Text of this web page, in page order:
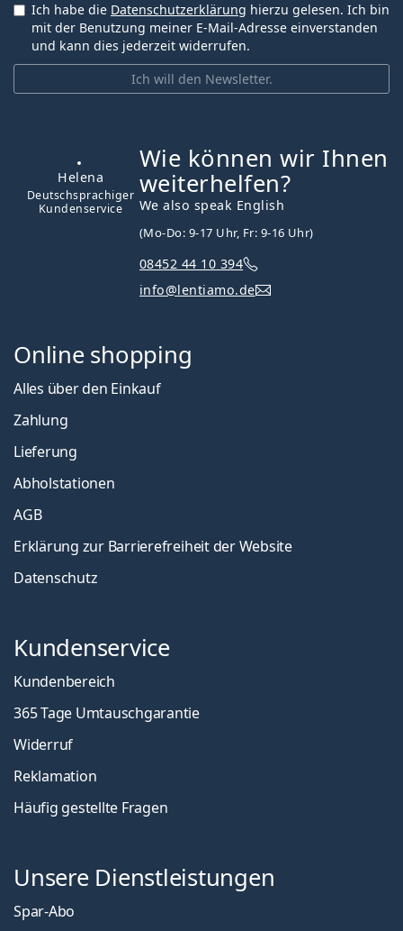
Ich will den Newsletter.
Ich habe die Datenschutzerklärung hierzu gelesen. Ich bin
mit der Benutzung meiner E-Mail-Adresse einverstanden
und kann dies jederzeit widerrufen.
Wie können wir Ihnen
weiterhelfen?
We also speak English
(Mo-Do: 9-17 Uhr, Fr: 9-16 Uhr)
08452 44 10 394
info@lentiamo.de
Online shopping
Alles über den Einkauf
Zahlung
Lieferung
Abholstationen
AGB
Erklärung zur Barrierefreiheit der Website
Datenschutz
Kundenservice
Kundenbereich
365 Tage Umtauschgarantie
Widerruf
Reklamation
Häufig gestellte Fragen
Unsere Dienstleistungen
Spar-Abo